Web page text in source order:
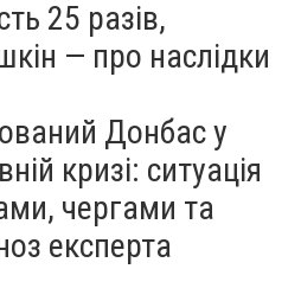
25 разів,
— про наслідки
Донбас у
кризі: ситуація
чергами та
експерта